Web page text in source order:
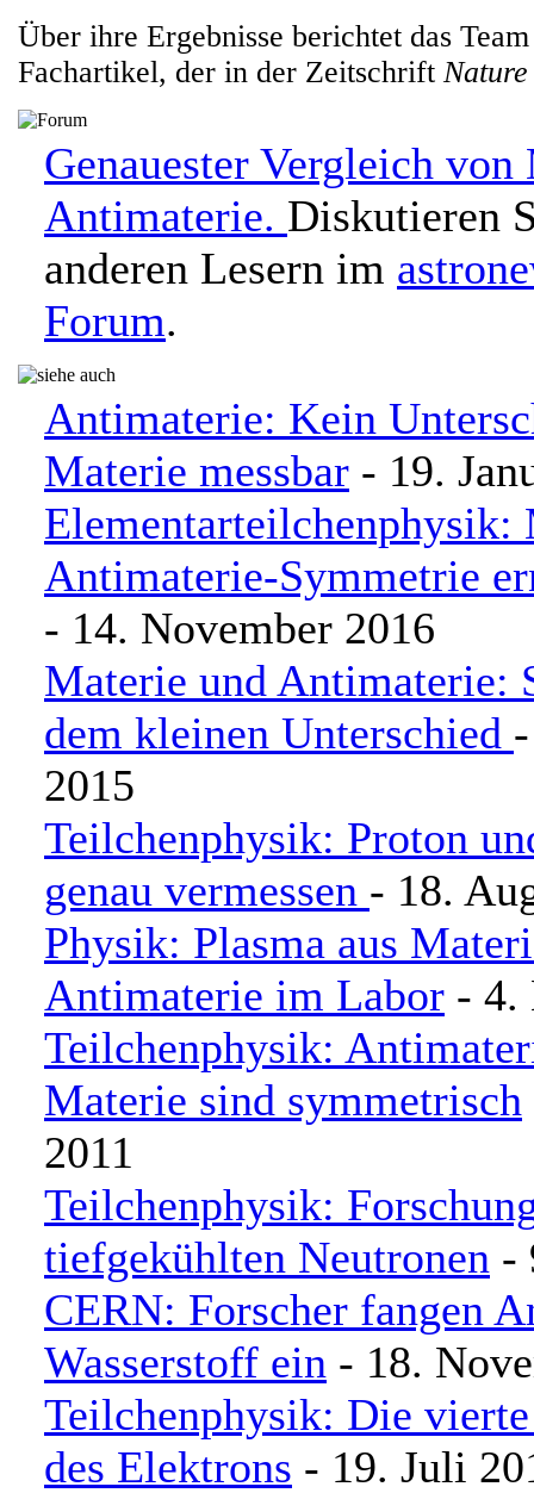
Über ihre Ergebnisse berichtet das
Fachartikel, der in der Zeitschrift
Genauester Vergleich
Antimaterie. Diskutieren
anderen Lesern im
Forum.
Antimaterie: Kein
Materie messbar - 19.
Elementarteilchenphysik:
Antimaterie-Symmetrie
- 14. November 2016
Materie und Antimaterie:
dem kleinen Unterschied
2015
Teilchenphysik: Proton
genau vermessen - 18.
Physik: Plasma aus
Antimaterie im Labor - 4.
Teilchenphysik:
Materie sind symmetrisch
2011
Teilchenphysik:
tiefgekühlten Neutronen -
CERN: Forscher fangen
Wasserstoff ein - 18.
Teilchenphysik: Die
des Elektrons - 19. Juli